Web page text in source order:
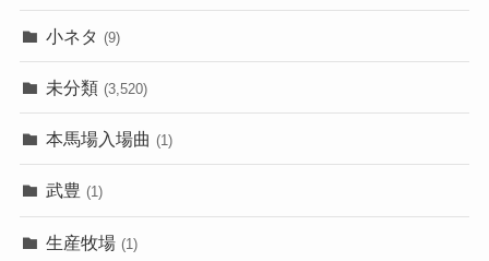
小ネタ (9)
未分類 (3,520)
本馬場入場曲 (1)
武豊 (1)
生産牧場 (1)